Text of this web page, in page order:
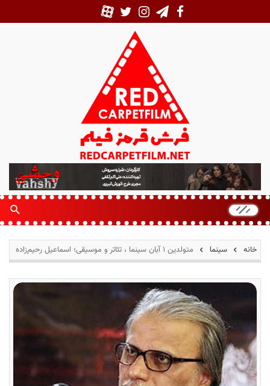
ر
ش
ر
م
ز
خانه سینما متولدین ۱ آبان سینما ، تئاتر و موسیقی؛ اسماعیل رحیم‌زاده